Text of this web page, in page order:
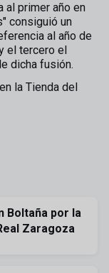
al primer año en
consiguió un
al año de
el tercero el
dicha fusión.
la Tienda del
Boltaña por la
Zaragoza